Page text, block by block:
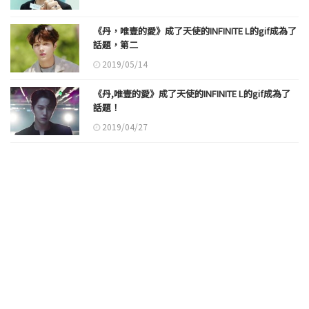
《丹，唯壹的愛》成了天使的INFINITE L的gif成為了
話題，第二
2019/05/14
《丹,唯壹的愛》成了天使的INFINITE L的gif成為了
話題！
2019/04/27